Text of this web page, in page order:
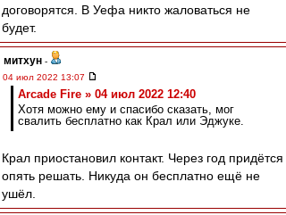
договорятся. В Уефа никто жаловаться не
будет.
митхун -
04 июл 2022 13:07
Arcade Fire » 04 июл 2022 12:40
Хотя можно ему и спасибо сказать, мог
свалить бесплатно как Крал или Эджуке.
Крал приостановил контакт. Через год придётся
опять решать. Никуда он бесплатно ещё не
ушёл.